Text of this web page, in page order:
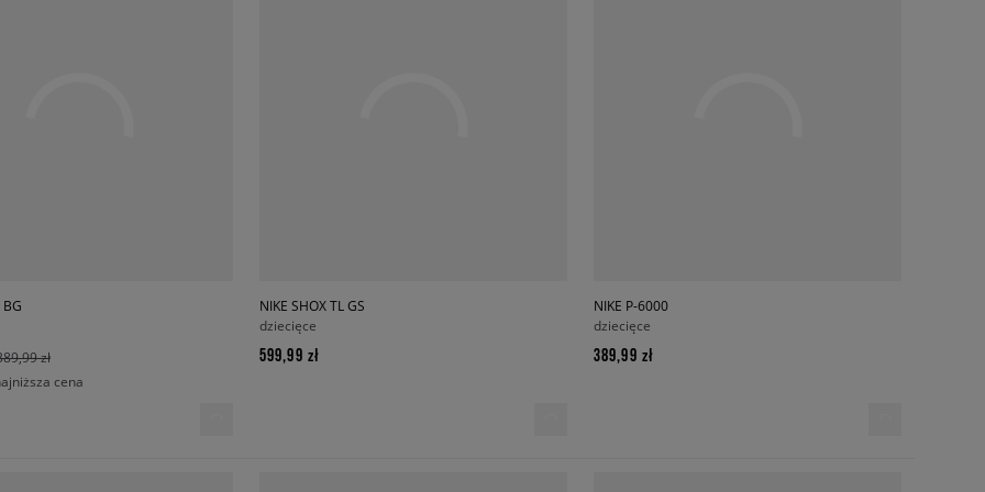
zł
cena
NIKE SHOX TL GS
dziecięce
599,99 zł
NIKE P-6000
dziecięce
389,99 zł